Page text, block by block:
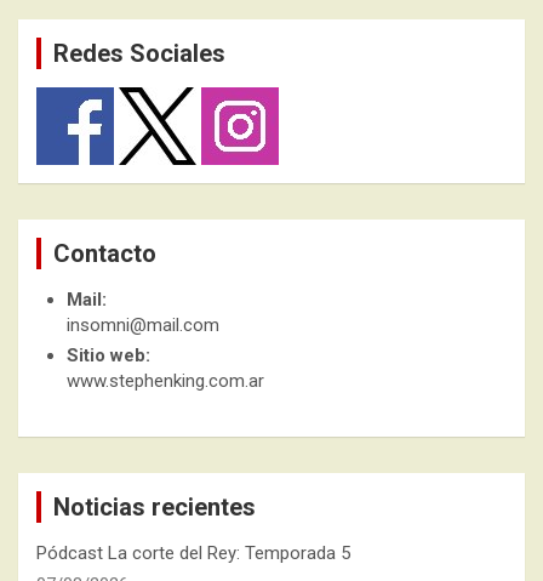
Redes Sociales
Contacto
Mail:
insomni@mail.com
Sitio web:
www.stephenking.com.ar
Noticias recientes
Pódcast La corte del Rey: Temporada 5